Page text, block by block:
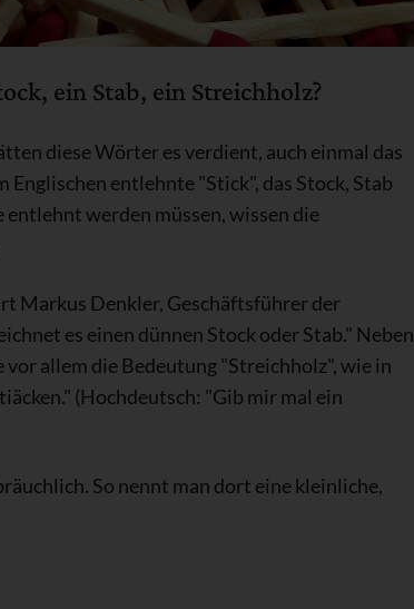
ein Stab, ein Streichholz?
diese Wörter es verdient, auch einmal das
entlehnte "Stick", das Stock, Stab
werden müssen, wissen die
Markus Denkler, Geschäftsführer der
es einen dünnen Stock oder Stab." Neben
allem die Bedeutung "Streichholz", wie in
(Hochdeutsch: "Gib mir mal ein
So nennt man dort eine kleinliche,